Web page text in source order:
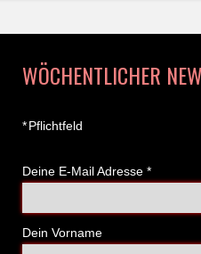
WÖCHENTLICHER
*Pflichtfeld
Deine E-Mail Adresse *
Dein Vorname